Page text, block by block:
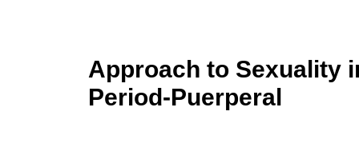
Approach to Sexuality
Period-Puerperal